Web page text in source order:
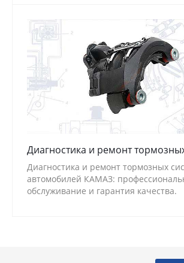
Диагностика и ремонт
Диагностика и ремонт тормозных
автомобилей КАМАЗ:
обслуживание и гарантия качества.